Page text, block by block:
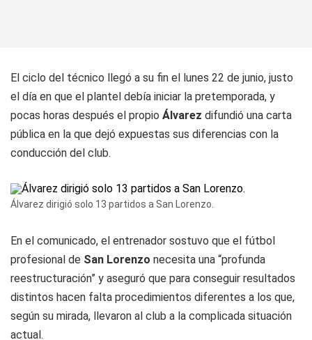
El ciclo del técnico llegó a su fin el lunes 22 de junio, justo
el día en que el plantel debía iniciar la pretemporada, y
pocas horas después el propio Álvarez difundió una carta
pública en la que dejó expuestas sus diferencias con la
conducción del club.
Álvarez dirigió solo 13 partidos a San Lorenzo.
En el comunicado, el entrenador sostuvo que el fútbol
profesional de San Lorenzo necesita una “profunda
reestructuración” y aseguró que para conseguir resultados
distintos hacen falta procedimientos diferentes a los que,
según su mirada, llevaron al club a la complicada situación
actual.